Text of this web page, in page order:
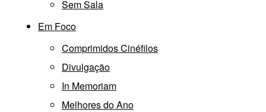
Sem Sala
Em Foco
Comprimidos Cinéfilos
Divulgação
In Memoriam
Melhores do Ano